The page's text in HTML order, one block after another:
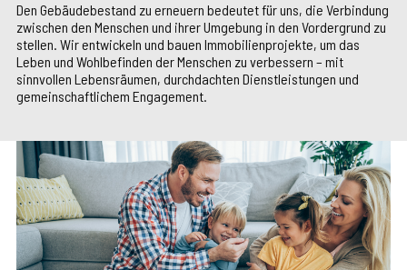
Den Gebäudebestand zu erneuern bedeutet für uns, die Verbindung
zwischen den Menschen und ihrer Umgebung in den Vordergrund zu
stellen. Wir entwickeln und bauen Immobilienprojekte, um das
Leben und Wohlbefinden der Menschen zu verbessern – mit
sinnvollen Lebensräumen, durchdachten Dienstleistungen und
gemeinschaftlichem Engagement.